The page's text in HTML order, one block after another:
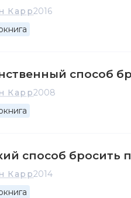
Карр2016
способ
Карр2008
способ бросить
Карр2014